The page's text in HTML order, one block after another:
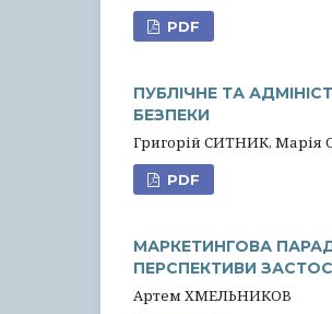
PDF
ПУБЛІЧНЕ ТА
БЕЗПЕКИ
Григорій СИТНИК, Марія
PDF
МАРКЕТИНГОВА
ПЕРСПЕКТИВИ
Артем ХМЕЛЬНИКОВ